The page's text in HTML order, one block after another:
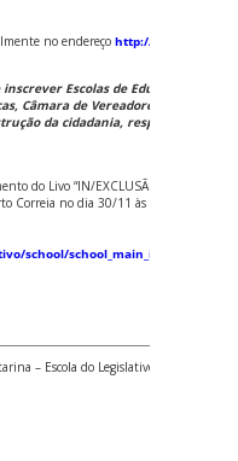
no endereçohttp://
Escolas de Educação Básica,
Câmara de Vereadores que
da cidadania, respeitando o
do Livo “IN/EXCLUSÃO NO
Correia no dia 30/11 às 11h30 na
school/
– Escola do Legislativo